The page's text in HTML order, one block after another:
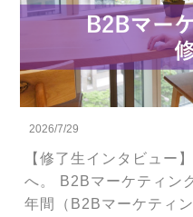
2026/7/29
【修了生インタビュー
へ。 B2Bマーケティン
年間（B2Bマーケティ